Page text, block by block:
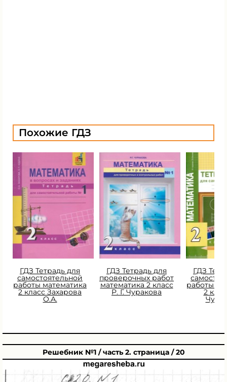
Похожие ГДЗ
ГДЗ Тетрадь для
самостоятельной
работы математика
2 класс Захарова
О.А.
ГДЗ Тетрадь для
проверочных работ
математика 2 класс
Р. Г. Чуракова
ГДЗ
работы
2
Решебник №1 / часть 2. страница / 20